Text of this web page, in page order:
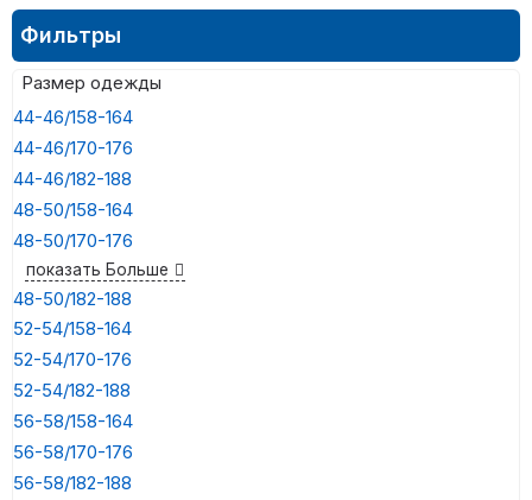
Фильтры
Размер одежды
44-46/158-164
44-46/170-176
44-46/182-188
48-50/158-164
48-50/170-176
показать Больше
48-50/182-188
52-54/158-164
52-54/170-176
52-54/182-188
56-58/158-164
56-58/170-176
56-58/182-188